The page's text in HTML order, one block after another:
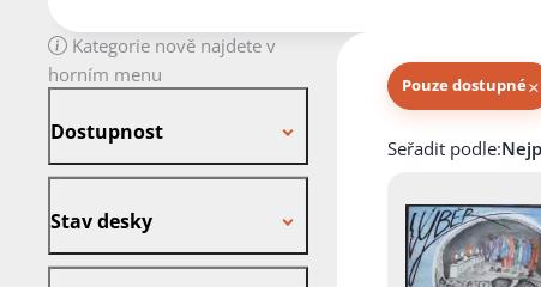
Kategorie nově najdete v
horním menu
Dostupnost
Stav desky
Pouze dostupné×
Knihy autora
Seřadit podle: